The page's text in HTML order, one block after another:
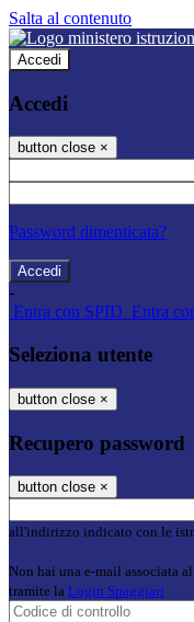
Salta al contenuto
Accedi
Accedi
button close ×
Password dimenticata?
-
Entra con SPID Entra
Seleziona utente
button close ×
Recupero password
button close ×
all'indirizzo indicato con le
Non hai una e-mail associata
tramite la Login Spaggiari